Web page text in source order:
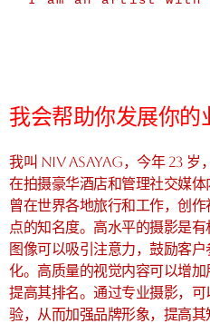
我会帮助你发展你的
我叫 Niv Asayag，今年 23 岁
在拍摄豪华酒店和管理社交媒
曾在世界各地旅行和工作，创
点的知名度。高水平的摄影是
图像可以吸引注意力，鼓励客
化。高质量的视觉内容可以增
提高其排名。通过专业摄影，
验，从而加强品牌形象，提高其